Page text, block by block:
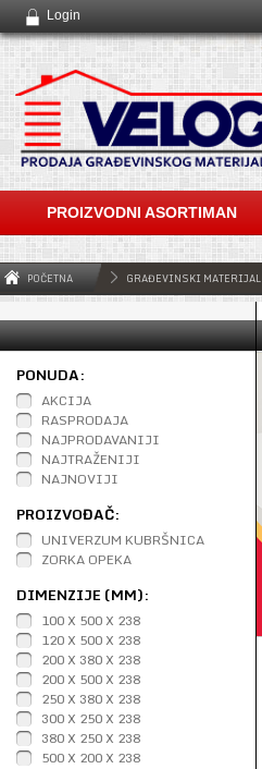
Login
PROIZVODNI ASORTIMAN
POČETNA GRAĐEVINSKI MATERIJAL
PONUDA:
AKCIJA
RASPRODAJA
NAJPRODAVANIJI
NAJTRAŽENIJI
NAJNOVIJI
PROIZVOĐAČ:
UNIVERZUM KUBRŠNICA
ZORKA OPEKA
DIMENZIJE (MM):
100 X 500 X 238
120 X 500 X 238
200 X 380 X 238
200 X 500 X 238
250 X 380 X 238
300 X 250 X 238
380 X 250 X 238
500 X 200 X 238